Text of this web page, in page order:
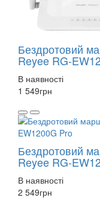
Бездротовий
Reyee RG-
В наявності
1 549грн
Бездротовий
Reyee RG-
В наявності
2 549грн